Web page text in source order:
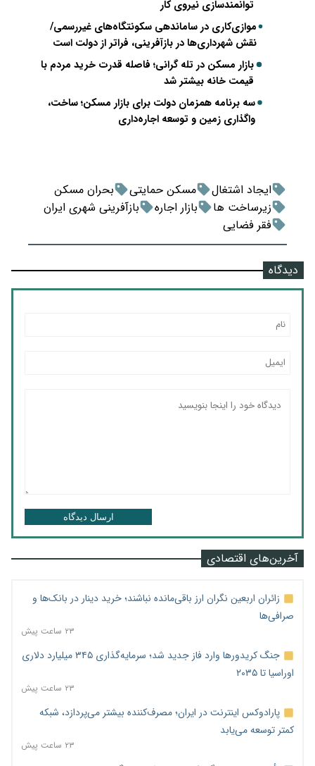
توانمندسازی نیروی کار
موازی‌کاری در ساماندهی سکونتگاه‌های غیررسمی/
نقش شهرداری‌ها در بازآفرینی، فراتر از دولت است
بازار مسکن در تله گرانی؛ فاصله قدرت خرید مردم با
قیمت خانه بیشتر شد
سه برنامه همزمان دولت برای بازار مسکن؛ ساخت،
واگذاری زمین و توسعه اجاره‌داری
ایجاد اشتغال مسکن حمایتی
بحران مسکن
زیرساخت ها
بازار اجاره
بازآفرینی شهری ایران
فقر فضایی
دیدگاه
ارسال دیدگاه
آخرین‌های اقتصادی
زائران اربعین نگران ارز باقی‌مانده نباشند؛ خرید دینار در بانک‌ها و
صرافی‌ها
۲۳ ساعت پیش
جنگ کریدورها وارد فاز جدید شد؛ سرمایه‌گذاری ۳۴۵ میلیارد دلاری
اوراسیا تا ۲۰۳۵
۲۳ ساعت پیش
پارادوکس اینترنت در ایران؛ مصرف‌کننده بیشتر می‌پردازد، شبکه
کمتر توسعه می‌یابد
۲۳ ساعت پیش